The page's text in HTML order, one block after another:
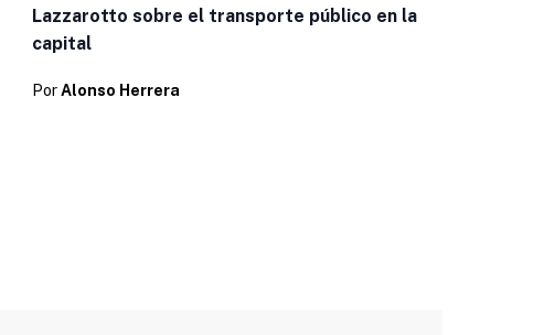
Lazzarotto sobre el transporte público en la
capital
PorAlonso Herrera